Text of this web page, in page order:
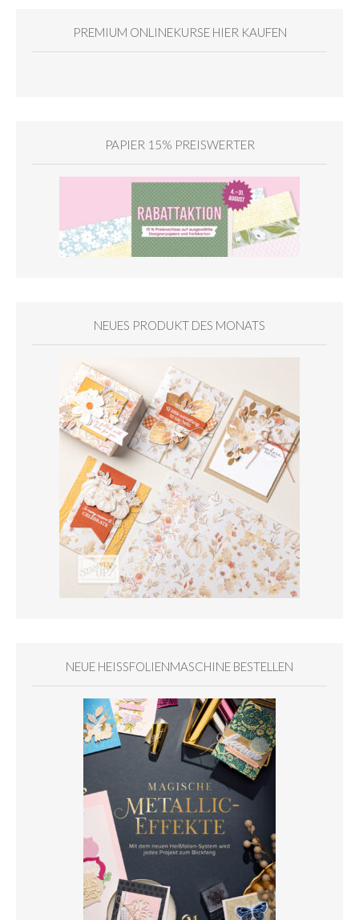
PREMIUM ONLINEKURSE HIER KAUFEN
PAPIER 15% PREISWERTER
NEUES PRODUKT DES MONATS
NEUE HEISSFOLIENMASCHINE BESTELLEN